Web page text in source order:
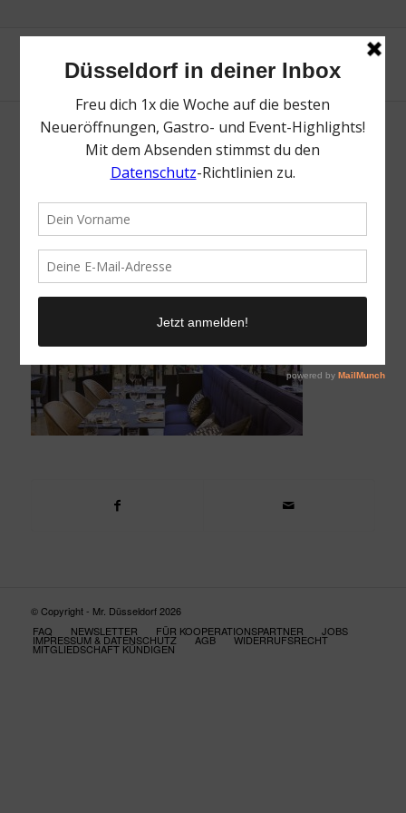
The Fritz | Lieblingsladen | Mr. Düsseldorf |
© Copyright - Mr. Düsseldorf 2026
FAQ
NEWSLETTER FÜR KOOPERATIONSPARTNER JOBS
IMPRESSUM & DATENSCHUTZ AGB WIDERRUFSRECHT
MITGLIEDSCHAFT KÜNDIGEN